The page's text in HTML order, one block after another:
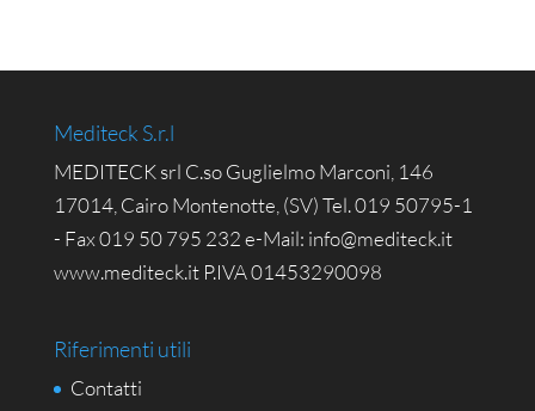
Mediteck S.r.l
MEDITECK srl C.so Guglielmo Marconi, 146
17014, Cairo Montenotte, (SV) Tel. 019 50795-1
- Fax 019 50 795 232 e-Mail: info@mediteck.it
www.mediteck.it P.IVA 01453290098
Riferimenti utili
Contatti